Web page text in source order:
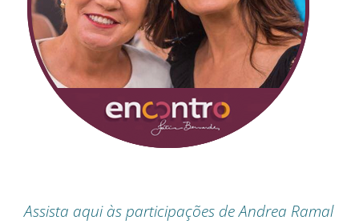
Assista aqui às participações de Andrea Ramal